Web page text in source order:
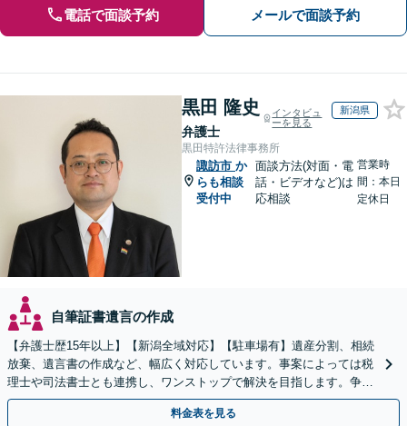
電話で面談予約 メールで面談予約
黒田 隆史
弁護士
インタビュ
ーを見る
新潟県
黒田特許法律事務所
諏訪市 か
らも相談
受付中
面談方法(対面・電
話・ビデオなど)は
応相談
営業時
間：本日
定休日
自筆証書遺言の作成
【弁護士歴15年以上】【新潟全域対応】【駐車場有】遺産分割、相続
放棄、遺言書の作成など、幅広く対応しています。事案によっては税
理士や司法書士とも連携し、ワンストップで解決を目指します。争い
を防ぐためにもぜひご相談ください。【分割払い可】
料金表を見る